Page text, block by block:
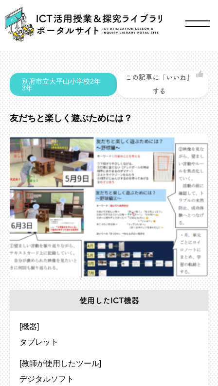
別府市立大平山小学校2年
3年
この記事に「いいね」
する
友だちと楽しく遊ぶためには？
使用したICT機器
[機器]
タブレット
[教師が使用したツール]
デジタルソフト